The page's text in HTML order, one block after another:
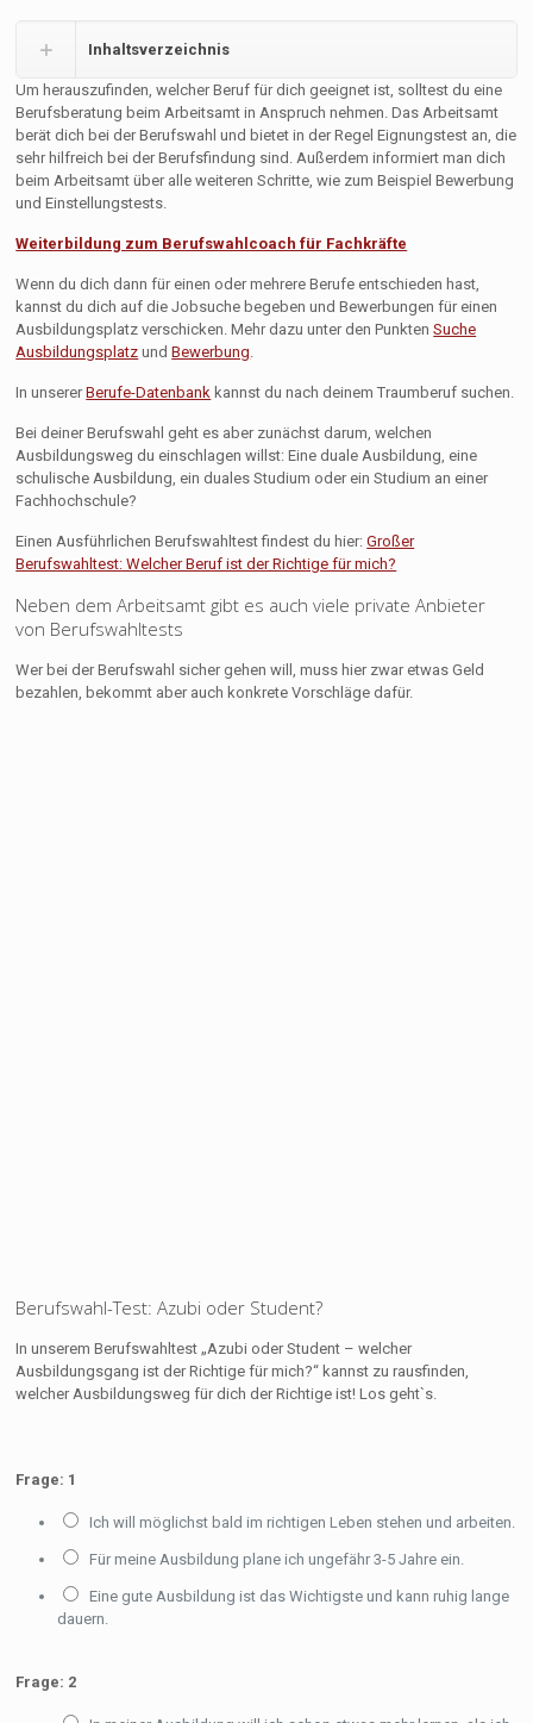
Inhaltsverzeichnis
Um herauszufinden, welcher Beruf für dich geeignet ist, solltest du eine
Berufsberatung beim Arbeitsamt in Anspruch nehmen. Das Arbeitsamt
berät dich bei der Berufswahl und bietet in der Regel Eignungstest an, die
sehr hilfreich bei der Berufsfindung sind. Außerdem informiert man dich
beim Arbeitsamt über alle weiteren Schritte, wie zum Beispiel Bewerbung
und Einstellungstests.
Weiterbildung zum Berufswahlcoach für Fachkräfte
Wenn du dich dann für einen oder mehrere Berufe entschieden hast,
kannst du dich auf die Jobsuche begeben und Bewerbungen für einen
Ausbildungsplatz verschicken. Mehr dazu unter den PunktenSuche
Ausbildungsplatz undBewerbung.
In unsererBerufe-Datenbank kannst du nach deinem Traumberuf suchen.
Bei deiner Berufswahl geht es aber zunächst darum, welchen
Ausbildungsweg du einschlagen willst: Eine duale Ausbildung, eine
schulische Ausbildung, ein duales Studium oder ein Studium an einer
Fachhochschule?
Einen Ausführlichen Berufswahltest findest du hier:Großer
Berufswahltest: Welcher Beruf ist der Richtige für mich?
Neben dem Arbeitsamt gibt es auch viele private Anbieter
von Berufswahltests
Wer bei der Berufswahl sicher gehen will, muss hier zwar etwas Geld
bezahlen, bekommt aber auch konkrete Vorschläge dafür.
Berufswahl-Test: Azubi oder Student?
In unserem Berufswahltest „Azubi oder Student – welcher
Ausbildungsgang ist der Richtige für mich?“ kannst zu rausfinden,
welcher Ausbildungsweg für dich der Richtige ist! Los geht`s.
Frage: 1
Ich will möglichst bald im richtigen Leben stehen und arbeiten.
Für meine Ausbildung plane ich ungefähr 3-5 Jahre ein.
Eine gute Ausbildung ist das Wichtigste und kann ruhig lange
dauern.
Frage: 2